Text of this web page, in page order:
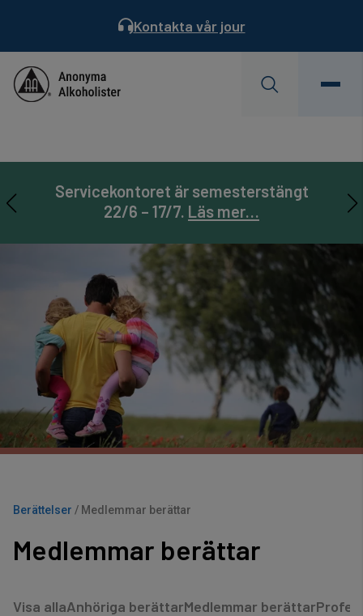
Kontakta vår jour
Behöver du hjälp? Hitta ett möte
Servicekontoret är semesterstängt
22/6 – 17/7. Läs mer…
Prenumerera påServicebladet
AA Landsmöte 31/7-2/8. Läs mer…
Läs Dagens Reflektion
Berättelser / Medlemmar berättar
Medlemmar berättar
Visa allaAnhöriga berättarMedlemmar berättar